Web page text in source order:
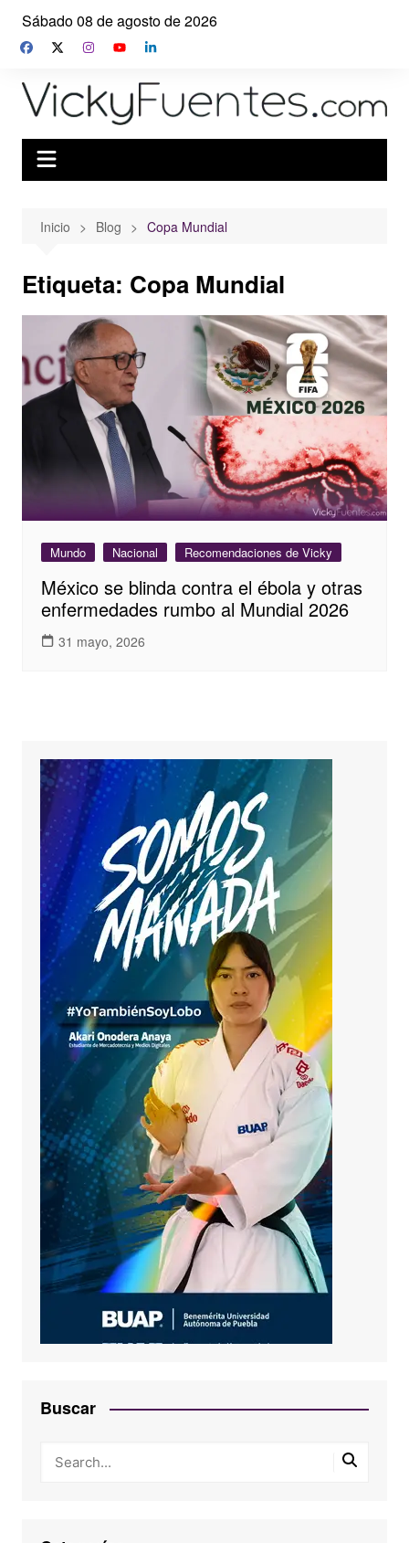
Saltar
contenido
Sábado 08 de agosto de 2026
Inicio Blog Copa Mundial
Etiqueta: Copa Mundial
Mundo Nacional Recomendaciones de Vicky
México se blinda contra el ébola y otras
enfermedades rumbo al Mundial 2026
31 mayo, 2026
Buscar